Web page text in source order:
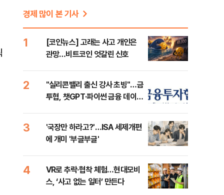
경제 많이 본 기사
1
[코인뉴스] 고래는 사고 개인은
관망…비트코인 엇갈린 신호
2
"실리콘밸리 출신 강사 초빙"…금
투협, 챗GPT·파이썬 금융 데이터
3
'국장만 하라고?'…ISA 세제개편
에 개미 '부글부글'
4
VR로 추락·협착 체험…현대모비
스, ‘사고 없는 일터’ 만든다